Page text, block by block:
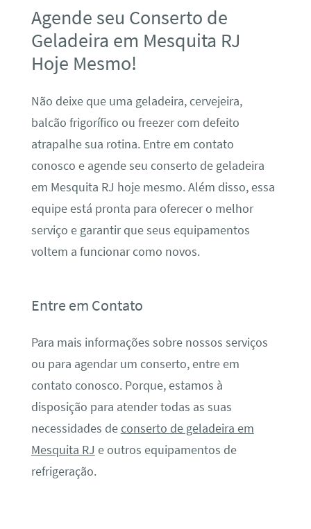
Agende seu Conserto de
Geladeira em Mesquita RJ
Hoje Mesmo!
Não deixe que uma geladeira, cervejeira,
balcão frigorífico ou freezer com defeito
atrapalhe sua rotina. Entre em contato
conosco e agende seu conserto de geladeira
em Mesquita RJ hoje mesmo. Além disso, essa
equipe está pronta para oferecer o melhor
serviço e garantir que seus equipamentos
voltem a funcionar como novos.
Entre em Contato
Para mais informações sobre nossos serviços
ou para agendar um conserto, entre em
contato conosco. Porque, estamos à
disposição para atender todas as suas
necessidades deconserto de geladeira em
Mesquita RJ e outros equipamentos de
refrigeração.